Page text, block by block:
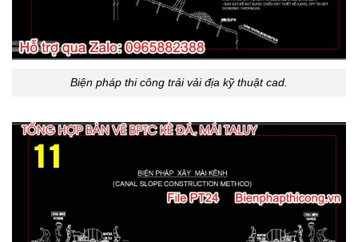
Biện pháp thi công trải vải địa kỹ thuật cad.